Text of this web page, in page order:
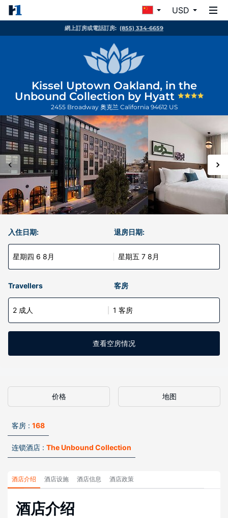
USD
網上訂房或電話訂房: (855) 334-6659
Kissel Uptown Oakland, in the
Unbound Collection by Hyatt
2455 Broadway 奥克兰 California 94612 US
入住日期:
星期四 6 8月
退房日期:
星期五 7 8月
Travellers 客房
2 成人 1 客房
查看空房情况
价格 地图
客房 : 168
连锁酒店 : The Unbound Collection
酒店介绍 酒店设施 酒店信息 酒店政策
酒店介绍